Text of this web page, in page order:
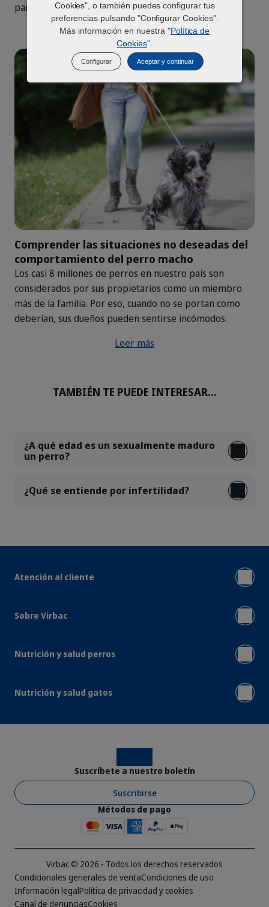
para tu perro.
Comprender las situaciones no deseadas del
comportamiento del perro macho
Los casi 8 millones de perros en nuestro país son
considerados por sus propietarios como un miembro
más de la familia. Por eso, cuando no se portan como
deberían, sus dueños pueden sentirse incómodos.
Leer más
TAMBIÉN TE PUEDE INTERESAR...
¿A qué edad es un sexualmente maduro
un perro?
¿Qué se entiende por infertilidad?
Atención al cliente
Sobre Virbac
Nutrición y salud perros
Nutrición y salud gatos
Virbac © 2026 - Todos los derechos reservados
Condicionales generales de ventaCondiciones de uso
Información legalPolítica de privacidad y cookies
Canal de denunciasCookies
Suscríbete a nuestro boletín
Suscribirse
Métodos de pago
Cookies", o también puedes configurar tus
preferencias pulsando "Configurar Cookies".
Más información en nuestra "Política de
Cookies".
Configurar Aceptar y continuar